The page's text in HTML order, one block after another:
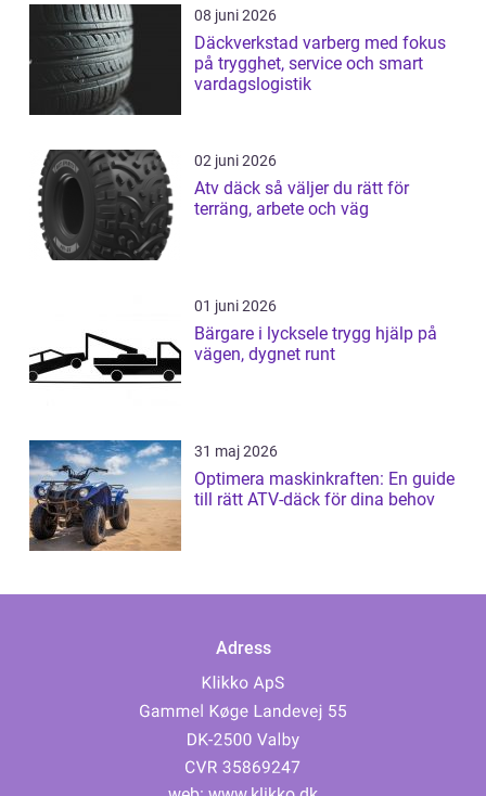
08 juni 2026
Däckverkstad varberg med fokus
på trygghet, service och smart
vardagslogistik
02 juni 2026
Atv däck så väljer du rätt för
terräng, arbete och väg
01 juni 2026
Bärgare i lycksele trygg hjälp på
vägen, dygnet runt
31 maj 2026
Optimera maskinkraften: En guide
till rätt ATV-däck för dina behov
Adress